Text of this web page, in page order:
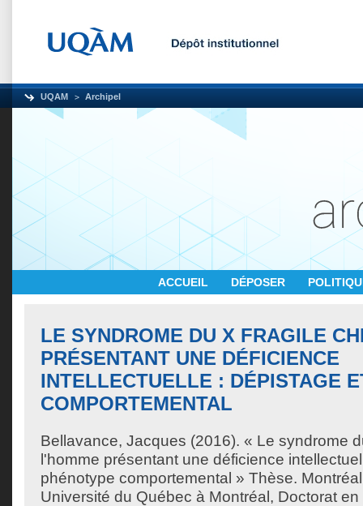
UQAM Archipel
ACCUEIL DÉPOSER
LE SYNDROME DU X FRAGILE
PRÉSENTANT UNE DÉFICIENCE
INTELLECTUELLE : DÉPISTAGE
COMPORTEMENTAL
Bellavance, Jacques (2016). « Le syndrome
l'homme présentant une déficience
phénotype comportemental » Thèse.
Université du Québec à Montréal, Doctorat